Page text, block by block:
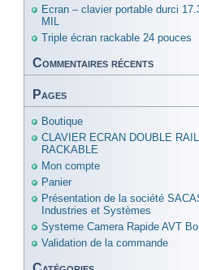
Ecran – clavier portable durci
MIL
Triple écran rackable 24 pouces
Commentaires récents
Pages
Boutique
CLAVIER ECRAN DOUBLE
RACKABLE
Mon compte
Panier
Présentation de la société
Industries et Systèmes
Systeme Camera Rapide AVT
Validation de la commande